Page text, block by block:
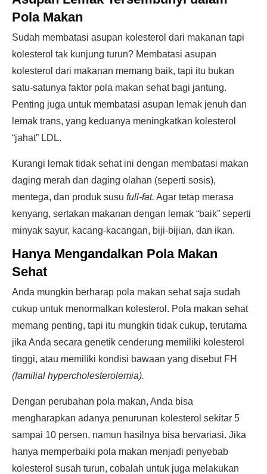
Pola Makan
Sudah membatasi asupan kolesterol dari makanan tapi
kolesterol tak kunjung turun? Membatasi asupan
kolesterol dari makanan memang baik, tapi itu bukan
satu-satunya faktor pola makan sehat bagi jantung.
Penting juga untuk membatasi asupan lemak jenuh dan
lemak trans, yang keduanya meningkatkan kolesterol
“jahat” LDL.
Kurangi lemak tidak sehat ini dengan membatasi makan
daging merah dan daging olahan (seperti sosis),
mentega, dan produk susu full-fat. Agar tetap merasa
kenyang, sertakan makanan dengan lemak “baik” seperti
minyak sayur, kacang-kacangan, biji-bijian, dan ikan.
Hanya Mengandalkan Pola Makan
Sehat
Anda mungkin berharap pola makan sehat saja sudah
cukup untuk menormalkan kolesterol. Pola makan sehat
memang penting, tapi itu mungkin tidak cukup, terutama
jika Anda secara genetik cenderung memiliki kolesterol
tinggi, atau memiliki kondisi bawaan yang disebut FH
(familial hypercholesterolemia).
Dengan perubahan pola makan, Anda bisa
mengharapkan adanya penurunan kolesterol sekitar 5
sampai 10 persen, namun hasilnya bisa bervariasi. Jika
hanya memperbaiki pola makan menjadi penyebab
kolesterol susah turun, cobalah untuk juga melakukan